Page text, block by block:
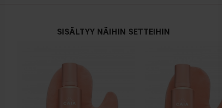
SISÄLTYY NÄIHIN SETTEIHIN